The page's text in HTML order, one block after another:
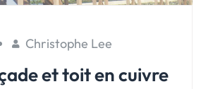
Christophe Lee
et toit en cuivre